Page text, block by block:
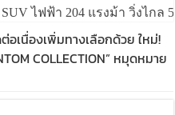
SUV ไฟฟ้า 204 แรงม้า วิ่งไกล
อเนื่องเพิ่มทางเลือกด้วย ใหม่!
COLLECTION” หมุดหมาย